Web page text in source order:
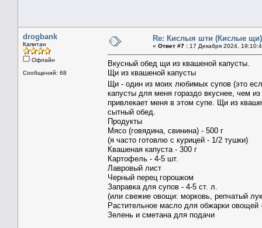
drogbank
Капитан
Офлайн
Сообщений: 68
Re: Кислыя шти (Кислые щи)
« Ответ #7 : 17 Декабря 2024,
Вкусный обед щи из квашеной капусты
Щи из квашеной капусты
Щи - один из моих любимых супов (это
капусты для меня гораздо вкуснее, чем
привлекает меня в этом супе. Щи из
сытный обед.
Продукты
Мясо (говядина, свинина) - 500 г
(я часто готовлю с курицей - 1/2 тушки)
Квашеная капуста - 300 г
Картофель - 4-5 шт.
Лавровый лист
Черный перец горошком
Заправка для супов - 4-5 ст. л.
(или свежие овощи: морковь, репчатый
Растительное масло для обжарки овощей
Зелень и сметана для подачи